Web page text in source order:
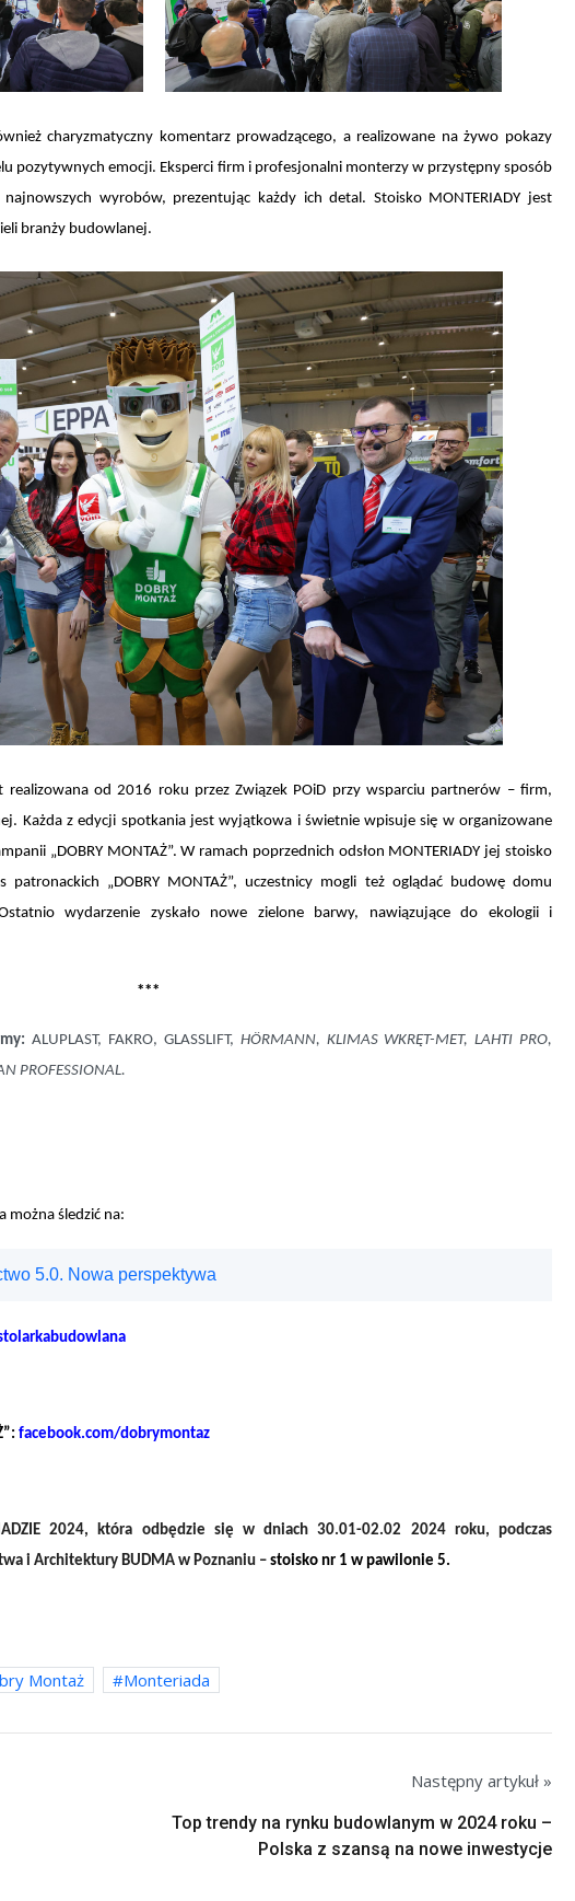
charyzmatyczny komentarz prowadzącego, a realizowane na żywo pokazy
pozytywnych emocji. Eksperci firm i profesjonalni monterzy w przystępny sposób
wyrobów, prezentując każdy ich detal. Stoisko MONTERIADY jest
branży budowlanej.
realizowana od 2016 roku przez Związek POiD przy wsparciu partnerów – firm,
Każda z edycji spotkania jest wyjątkowa i świetnie wpisuje się w organizowane
„DOBRY MONTAŻ”. W ramach poprzednich odsłon MONTERIADY jej stoisko
„DOBRY MONTAŻ”, uczestnicy mogli też oglądać budowę domu
wydarzenie zyskało nowe zielone barwy, nawiązujące do ekologii i
***
ALUPLAST, FAKRO, GLASSLIFT, HÖRMANN, KLIMAS WKRĘT-MET, LAHTI PRO,
PROFESSIONAL.
można śledzić na:
5.0. Nowa perspektywa
facebook.com/dobrymontaz
2024, która odbędzie się w dniach 30.01-02.02 2024 roku, podczas
i Architektury BUDMA w Poznaniu – stoisko nr 1 w pawilonie 5.
Montaż Monteriada
Następny artykuł »
Top trendy na rynku budowlanym w 2024 roku –
Polska z szansą na nowe inwestycje